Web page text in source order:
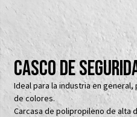
Casco de
Ideal para la industria en
de colores.
Carcasa de polipropileno de alta